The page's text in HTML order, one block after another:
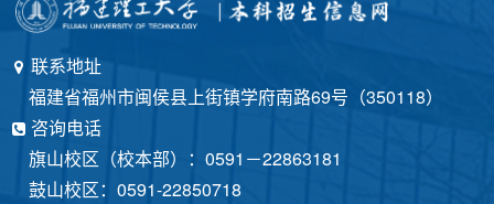
联系地址
福建省福州市闽侯县上街镇学府南路69号（350118）
咨询电话
旗山校区（校本部）：0591－22863181
鼓山校区：0591-22850718